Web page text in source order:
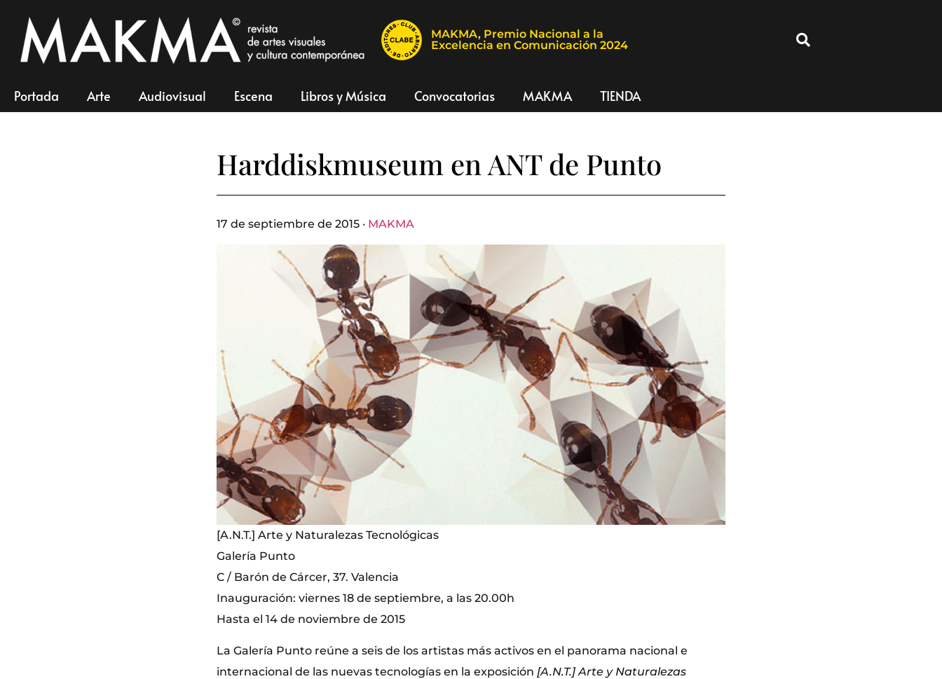
MAKMA, Premio Nacional a la
Excelencia en Comunicación 2024
Portada Arte Audiovisual Escena Libros y Música Convocatorias MAKMA TIENDA
Harddiskmuseum en ANT de Punto
17 de septiembre de 2015 · MAKMA
[A.N.T.] Arte y Naturalezas Tecnológicas
Galería Punto
C / Barón de Cárcer, 37. Valencia
Inauguración: viernes 18 de septiembre, a las 20.00h
Hasta el 14 de noviembre de 2015
La Galería Punto reúne a seis de los artistas más activos en el panorama nacional e
internacional de las nuevas tecnologías en la exposición [A.N.T.] Arte y Naturalezas